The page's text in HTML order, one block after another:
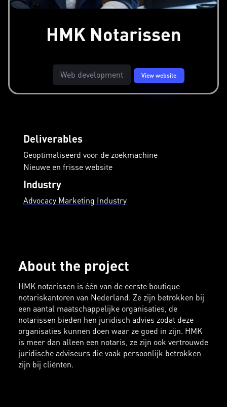
HMK Notarissen
Web development View website
Deliverables
Geoptimaliseerd voor de zoekmachine
Nieuwe en frisse website
Industry
Advocacy Marketing Industry
About the project
HMK notarissen is één van de eerste boutique
notariskantoren van Nederland. Ze zijn betrokken bij
een aantal maatschappelijke organisaties, de
notarissen bieden hen juridisch advies zodat deze
organisaties kunnen doen waar ze goed in zijn. HMK
is meer dan alleen een notaris, ze zijn ook vertrouwde
juridische adviseurs die vaak persoonlijk betrokken
zijn bij cliënten.